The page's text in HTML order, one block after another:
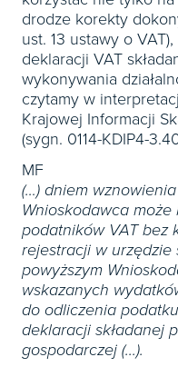
drodze korekty
ust. 13 ustawy o
deklaracji VAT
wykonywania
czytamy w
Krajowej Informacji
(sygn. 0114-KDIP4-
MF
(…) dniem
Wnioskodawca
podatników VAT bez
rejestracji w urzędzie
powyższym
wskazanych
do odliczenia
deklaracji składanej
gospodarczej (...).